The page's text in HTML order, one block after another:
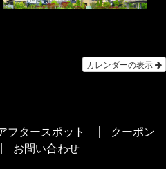
カレンダーの表示
フタースポット
クーポン
お問い合わせ